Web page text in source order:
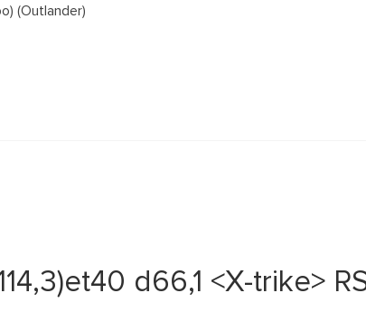
(Outlander)
d66,1 <X-trike>